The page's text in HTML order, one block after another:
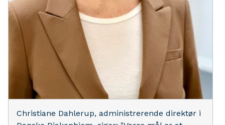
Christiane Dahlerup, administrerende direktør i